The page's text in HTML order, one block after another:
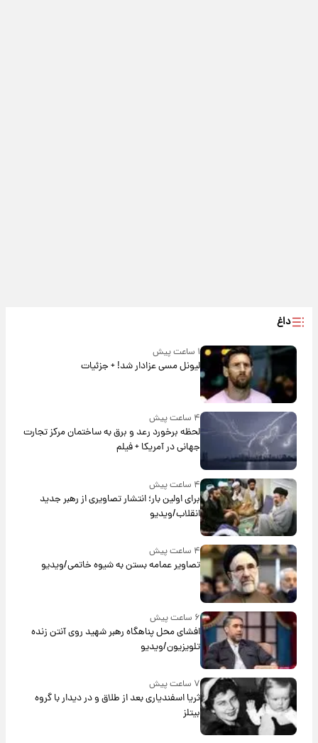
داغ
۱ ساعت پیش
لیونل مسی عزادار شد! + جزئیات
۴ ساعت پیش
لحظه برخورد رعد و برق به ساختمان مرکز تجارت
جهانی در آمریکا + فیلم
۴ ساعت پیش
برای اولین بار؛ انتشار تصاویری از رهبر جدید
انقلاب/ویدیو
۴ ساعت پیش
تصاویر عمامه بستن به شیوه خاتمی/ویدیو
۶ ساعت پیش
افشای محل پناهگاه‌ رهبر شهید روی آنتن زنده
تلویزیون/ویدیو
۷ ساعت پیش
ثریا اسفندیاری بعد از طلاق و در دیدار با گروه
بیتلز